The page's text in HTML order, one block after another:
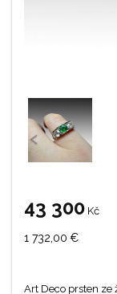
‹
43 300 Kč
1 732,00 €
Art Deco prsten